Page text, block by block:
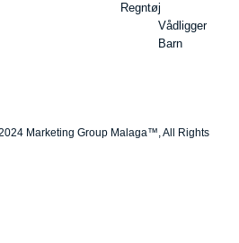
Regntøj
Vådligger
Barn
Marketing Group Malaga™, All Rights